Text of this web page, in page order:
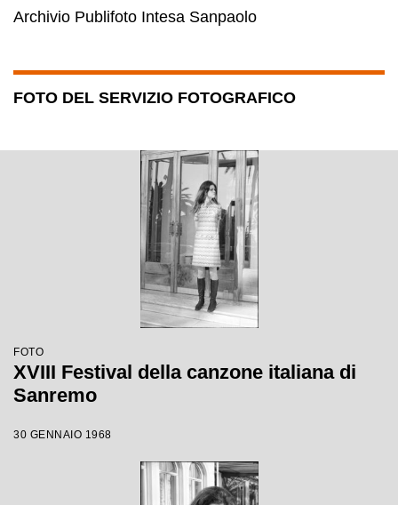
Archivio Publifoto Intesa Sanpaolo
FOTO DEL SERVIZIO FOTOGRAFICO
FOTO
XVIII Festival della canzone italiana di
Sanremo
30 GENNAIO 1968